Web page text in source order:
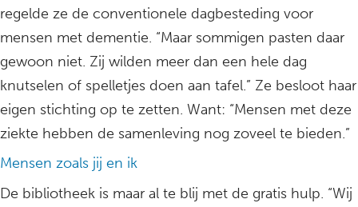
regelde ze de conventionele dagbesteding voor
mensen met dementie. “Maar sommigen pasten daar
gewoon niet. Zij wilden meer dan een hele dag
knutselen of spelletjes doen aan tafel.” Ze besloot haar
eigen stichting op te zetten. Want: “Mensen met deze
ziekte hebben de samenleving nog zoveel te bieden.”
Mensen zoals jij en ik
De bibliotheek is maar al te blij met de gratis hulp. “Wij